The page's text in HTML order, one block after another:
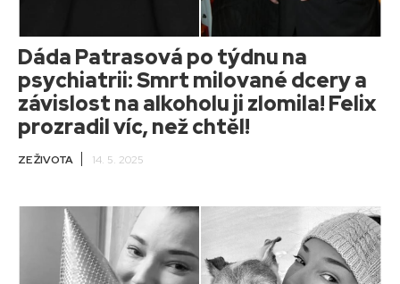
Dáda Patrasová po týdnu na
psychiatrii: Smrt milované dcery a
závislost na alkoholu ji zlomila! Felix
prozradil víc, než chtěl!
ZE ŽIVOTA 14. 5. 2025